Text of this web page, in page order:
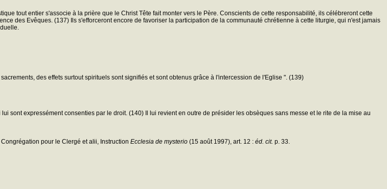
tout entier s'associe à la prière que le Christ Tête fait monter vers le Père. Conscients de cette responsabilité, ils célébreront cette
des Evêques. (137) Ils s'efforceront encore de favoriser la participation de la communauté chrétienne à cette liturgie, qui n'est jamais
des effets surtout spirituels sont signifiés et sont obtenus grâce à l'intercession de l'Eglise ". (139)
sont expressément consenties par le droit. (140) Il lui revient en outre de présider les obsèques sans messe et le rite de la mise au
Congrégation pour le Clergé et alii, Instruction Ecclesia de mysterio (15 août 1997), art. 12 : éd. cit. p. 33.